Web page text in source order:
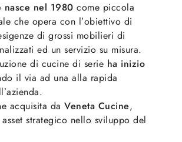
nasce nel 1980 come piccola
che opera con l’obiettivo di
di grossi mobilieri di
ed un servizio su misura.
di cucine di serie ha inizio
il via ad una alla rapida
acquisita da Veneta Cucine,
strategico nello sviluppo del